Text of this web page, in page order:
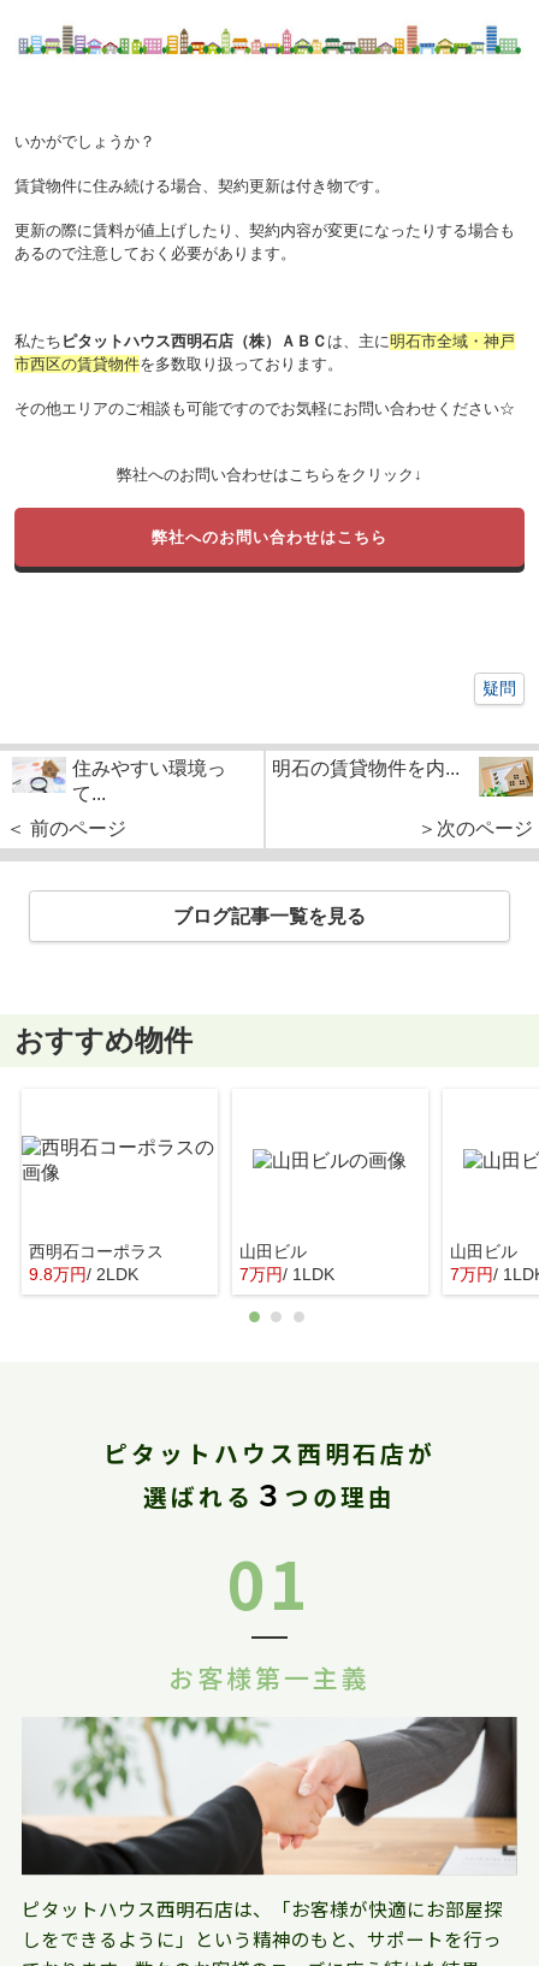
いかがでしょうか？
賃貸物件に住み続ける場合、契約更新は付き物です。
更新の際に賃料が値上げしたり、契約内容が変更になったりする場合も
あるので注意しておく必要があります。
私たち ピタットハウス西明石店（株）ＡＢＣ は、主に明石市全域・神戸
市西区の賃貸物件を多数取り扱っております。
その他エリアのご相談も可能ですのでお気軽にお問い合わせください☆
弊社へのお問い合わせはこちらをクリック↓
弊社へのお問い合わせはこちら
疑問
住みやすい環境っ
て...
＜ 前のページ
明石の賃貸物件を内...
＞次のページ
ブログ記事一覧を見る
おすすめ物件
西明石コーポラス
9.8万円/ 2LDK
山田ビル
7万円/ 1LDK
山田ビル
7万円/
ピタットハウス西明石店が
選ばれる ３ つの理由
01
お客様第一主義
ピタットハウス西明石店は、「お客様が快適にお部屋探
しをできるように」という精神のもと、サポートを行っ